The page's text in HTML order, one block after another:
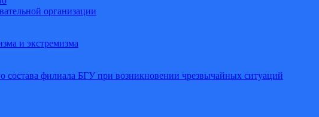
организации
и экстремизма
состава филиала БГУ при возникновении чрезвычайных ситуаций